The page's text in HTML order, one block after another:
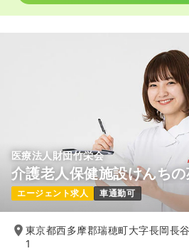
医療法人財団竹栄会
介護老人保健施設けんち
エージェント求人 車通勤可
東京都西多摩郡瑞穂町大字長岡長
1